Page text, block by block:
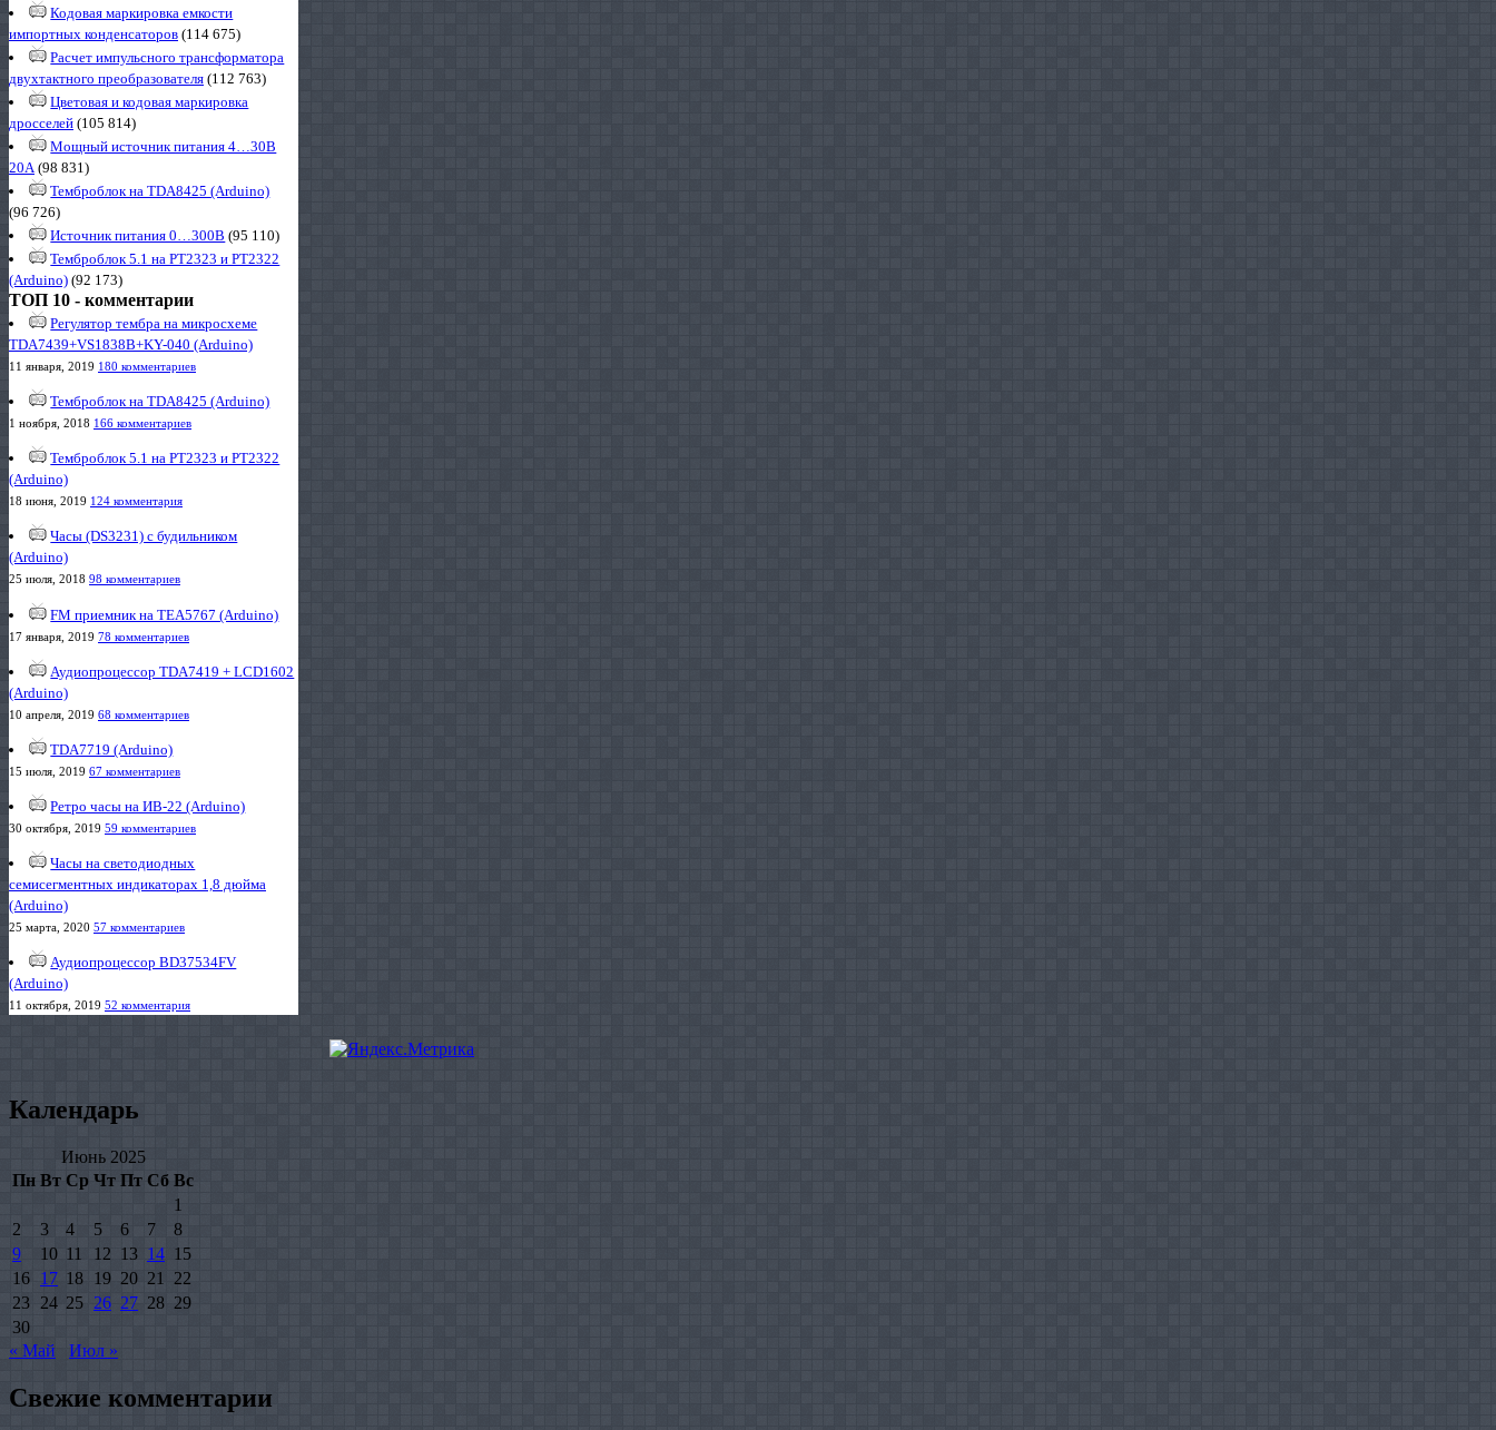
Кодовая маркировка емкости
импортных конденсаторов (114 675)
Расчет импульсного трансформатора
двухтактного преобразователя (112 763)
Цветовая и кодовая маркировка
дросселей (105 814)
Мощный источник питания 4…30В
20А(98 831)
Темброблок на TDA8425 (Arduino)
(96 726)
Источник питания 0…300В (95 110)
Темброблок 5.1 на PT2323 и PT2322
(Arduino) (92 173)
ТОП 10 - комментарии
Регулятор тембра на микросхеме
TDA7439+VS1838B+KY-040 (Arduino)
11 января, 2019 180 комментариев
Темброблок на TDA8425 (Arduino)
1 ноября, 2018 166 комментариев
Темброблок 5.1 на PT2323 и PT2322
(Arduino)
18 июня, 2019 124 комментария
Часы (DS3231) с будильником
(Arduino)
25 июля, 2018 98 комментариев
FM приемник на TEA5767 (Arduino)
17 января, 2019 78 комментариев
Аудиопроцессор TDA7419 + LCD1602
(Arduino)
10 апреля, 2019 68 комментариев
TDA7719 (Arduino)
15 июля, 2019 67 комментариев
Ретро часы на ИВ-22 (Arduino)
30 октября, 2019 59 комментариев
Часы на светодиодных
семисегментных индикаторах 1,8 дюйма
(Arduino)
25 марта, 2020 57 комментариев
Аудиопроцессор BD37534FV
(Arduino)
11 октября, 2019 52 комментария
Календарь
Июнь 2025
Пн Вт Ср Чт Пт Сб Вс
1
2
3 4 5 6 7
8
9
10 11 12 13 14 15
16 17 18 19 20 21
22
23 24 25 26 27 28 29
30
« Май
Июл »
Свежие комментарии